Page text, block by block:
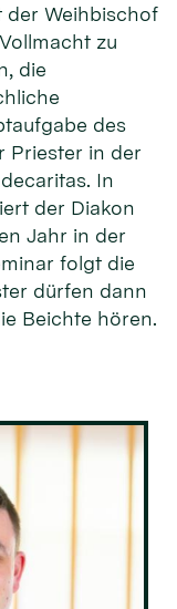
der Weihbischof
zu
die
des
Priester in der
In
der Diakon
Jahr in der
folgt die
dürfen dann
Beichte hören.